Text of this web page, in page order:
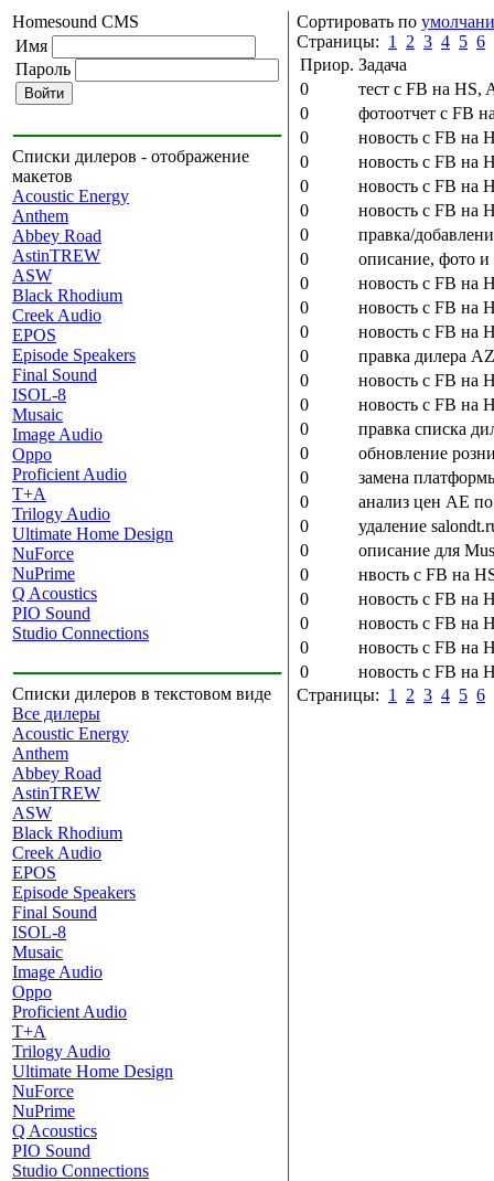
Homesound CMS
Имя
Пароль
Списки дилеров - отображение
макетов
Acoustic Energy
Anthem
Abbey Road
AstinTREW
ASW
Black Rhodium
Creek Audio
EPOS
Episode Speakers
Final Sound
ISOL-8
Musaic
Image Audio
Oppo
Proficient Audio
T+A
Trilogy Audio
Ultimate Home Design
NuForce
NuPrime
Q Acoustics
PIO Sound
Studio Connections
Списки дилеров в текстовом виде
Все дилеры
Acoustic Energy
Anthem
Abbey Road
AstinTREW
ASW
Black Rhodium
Creek Audio
EPOS
Episode Speakers
Final Sound
ISOL-8
Musaic
Image Audio
Oppo
Proficient Audio
T+A
Trilogy Audio
Ultimate Home Design
NuForce
NuPrime
Q Acoustics
PIO Sound
Studio Connections
Сортировать по
Страницы: 1 2 3 4 5 6
Приор. Задача
0
тест с FB на HS,
0
фотоотчет с FB
0
новость с FB на
0
новость с FB на
0
новость с FB на
0
новость с FB на
0
правка/
0
описание, фото и
0
новость с FB на
0
новость с FB на
0
новость с FB на
0
правка дилера
0
новость с FB на
0
новость с FB на
0
правка списка
0
обновление
0
замена
0
анализ цен AE
0
удаление
0
описание для
0
нвость с FB на
0
новость с FB на
0
новость с FB на
0
новость с FB на
0
новость с FB на
Страницы: 1 2 3 4 5 6